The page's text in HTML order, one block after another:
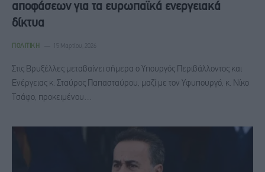
αποφάσεων για τα ευρωπαϊκά ενεργειακά
δίκτυα
ΠΟΛΙΤΙΚΉ 15 Μαρτίου, 2026
Στις Βρυξέλλες μεταβαίνει σήμερα ο Υπουργός Περιβάλλοντος και
Ενέργειας κ. Σταύρος Παπασταύρου, μαζί με τον Υφυπουργό, κ. Νίκο
Τσάφο, προκειμένου…